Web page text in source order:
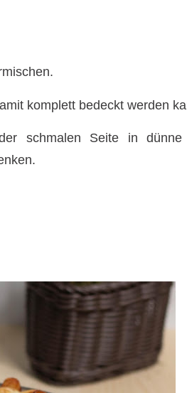
komplett bedeckt werden
schmalen Seite in dünne